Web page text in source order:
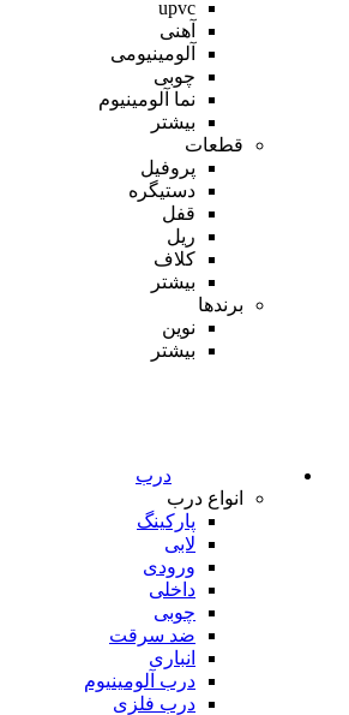
upvc
آهنی
آلومینیومی
چوبی
نما آلومینیوم
بیشتر
قطعات
پروفیل
دستیگره
قفل
ریل
کلاف
بیشتر
برندها
نوین
بیشتر
درب
انواع درب
پارکینگ
لابی
ورودی
داخلی
چوبی
ضد سرقت
انباری
درب آلومینیوم
درب فلزی